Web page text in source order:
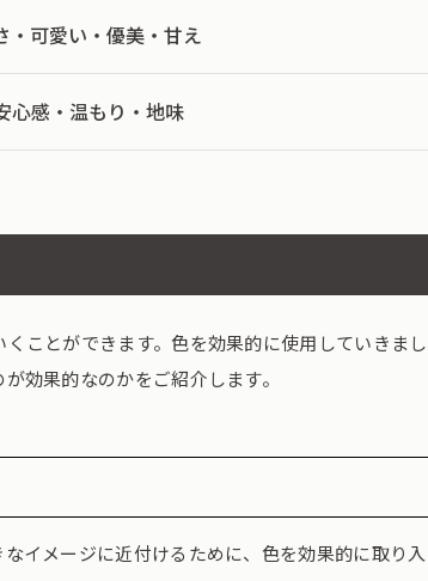
・可愛い・優美・甘え
心感・温もり・地味
ことができます。色を効果的に使用していきまし
効果的なのかをご紹介します。
イメージに近付けるために、色を効果的に取り入